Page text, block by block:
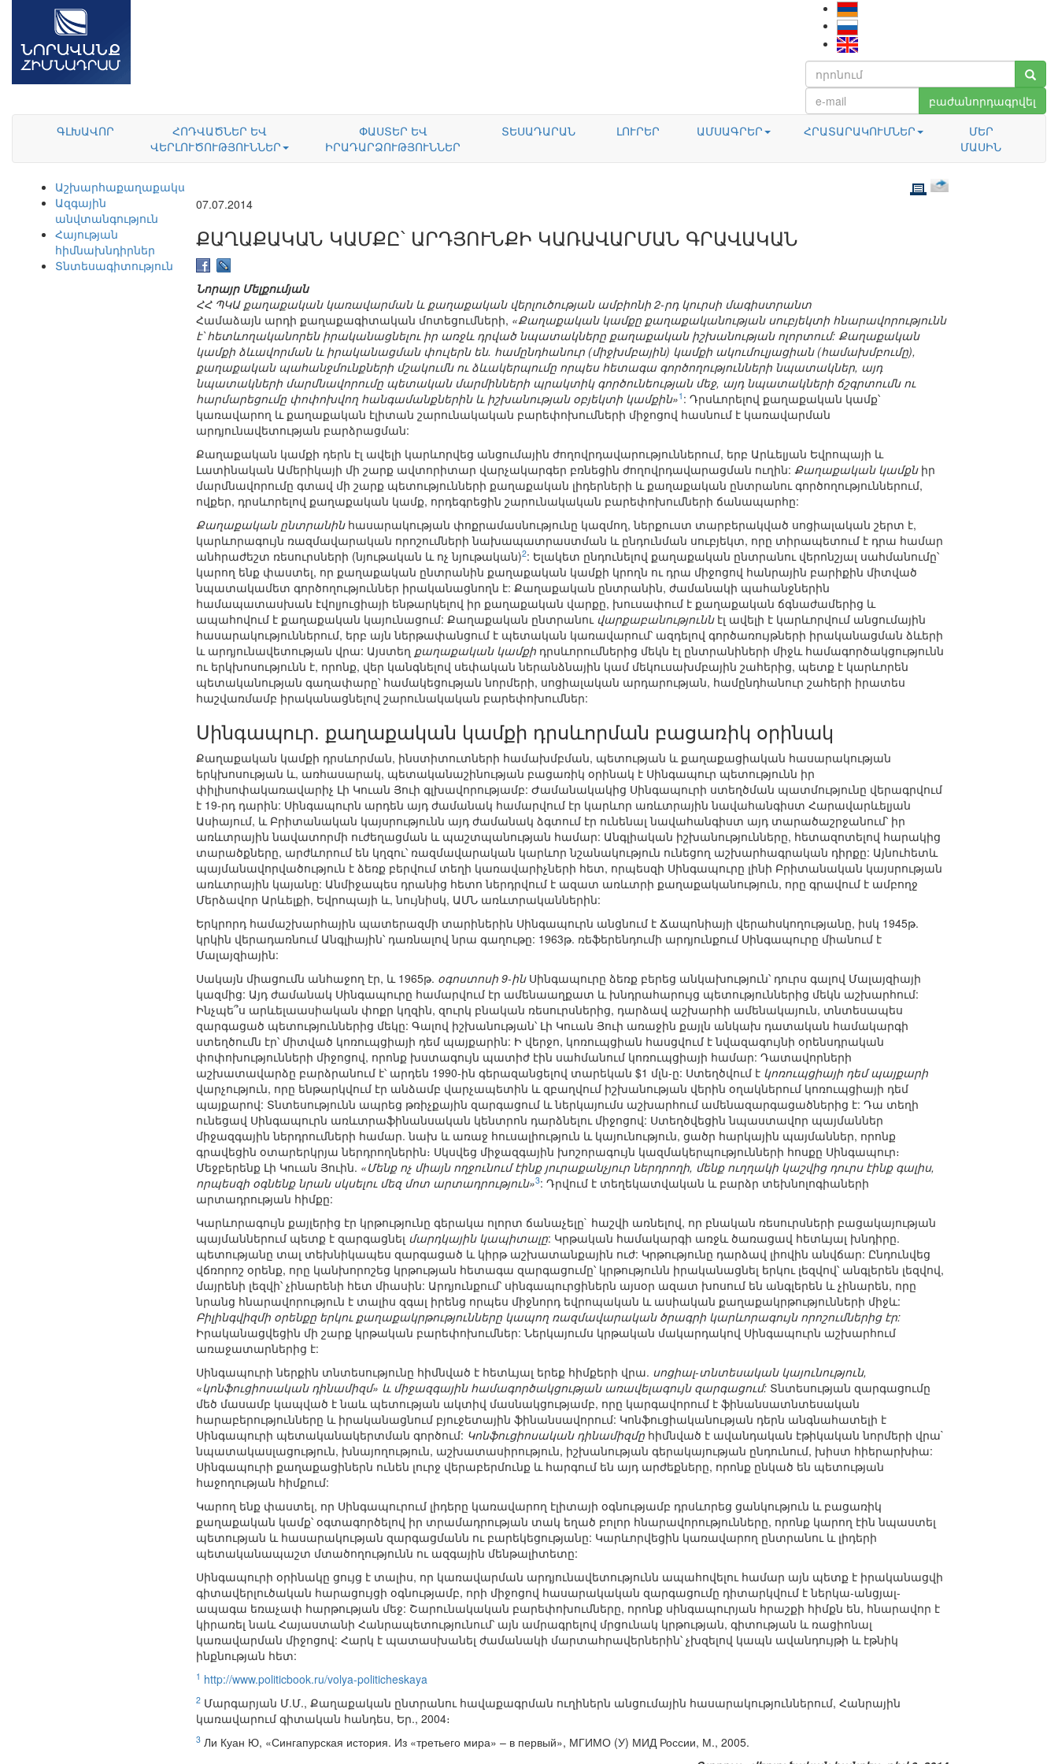
բաժանորդագրվել
ԳԼԽԱՎՈՐ
ՀՈԴՎԱԾՆԵՐ ԵՎ
ՎԵՐԼՈՒԾՈՒԹՅՈՒՆՆԵՐ
ՓԱՍՏԵՐ ԵՎ
ԻՐԱԴԱՐՁՈՒԹՅՈՒՆՆԵՐ
ՏԵՍԱԴԱՐԱՆ ԼՈՒՐԵՐ ԱՄՍԱԳՐԵՐ ՀՐԱՏԱՐԱԿՈՒՄՆԵՐ
ՄԵՐ
ՄԱՍԻՆ
Աշխարհաքաղաքականություն
Ազգային
անվտանգություն
Հայության
հիմնախնդիրներ
Տնտեսագիտություն
07.07.2014
ՔԱՂԱՔԱԿԱՆ ԿԱՄՔԸ՝ ԱՐԴՅՈՒՆՔԻ ԿԱՌԱՎԱՐՄԱՆ ԳՐԱՎԱԿԱՆ
Նորայր Մելքումյան
ՀՀ ՊԿԱ քաղաքական կառավարման և քաղաքական վերլուծության ամբիոնի 2-րդ կուրսի մագիստրանտ
Համաձայն արդի քաղաքագիտական մոտեցումների, «Քաղաքական կամքը քաղաքականության սուբյեկտի հնարավորությունն
է՝ հետևողականորեն իրականացնելու իր առջև դրված նպատակները քաղաքական իշխանության ոլորտում: Քաղաքական
կամքի ձևավորման և իրականացման փուլերն են. համընդհանուր (միջխմբային) կամքի ակումուլյացիան (համախմբումը),
քաղաքական պահանջմունքների մշակումն ու ձևակերպումը որպես հետագա գործողությունների նպատակներ, այդ
նպատակների մարմնավորումը պետական մարմինների պրակտիկ գործունեության մեջ, այդ նպատակների ճշգրտումն ու
հարմարեցումը փոփոխվող հանգամանքներին և իշխանության օբյեկտի կամքին»1 : Դրսևորելով քաղաքական կամք՝
կառավարող և քաղաքական էլիտան շարունակական բարեփոխումների միջոցով հասնում է կառավարման
արդյունավետության բարձրացման:
Քաղաքական կամքի դերն էլ ավելի կարևորվեց անցումային ժողովրդավարություններում, երբ Արևելյան Եվրոպայի և
Լատինական Ամերիկայի մի շարք ավտորիտար վարչակարգեր բռնեցին ժողովրդավարացման ուղին: Քաղաքական կամքնիր
մարմնավորումը գտավ մի շարք պետությունների քաղաքական լիդերների և քաղաքական ընտրանու գործողություններում,
ովքեր, դրսևորելով քաղաքական կամք, որդեգրեցին շարունակական բարեփոխումների ճանապարհը:
Քաղաքական ընտրանինհասարակության փոքրամասնությունը կազմող, ներքուստ տարբերակված սոցիալական շերտ է,
կարևորագույն ռազմավարական որոշումների նախապատրաստման և ընդունման սուբյեկտ, որը տիրապետում է դրա համար
անհրաժեշտ ռեսուրսների (նյութական և ոչ նյութական)2: Ելակետ ընդունելով քաղաքական ընտրանու վերոնշյալ սահմանումը՝
կարող ենք փաստել, որ քաղաքական ընտրանին քաղաքական կամքի կրողն ու դրա միջոցով հանրային բարիքին միտված
նպատակամետ գործողություններ իրականացնողն է: Քաղաքական ընտրանին, ժամանակի պահանջներին
համապատասխան էվոլյուցիայի ենթարկելով իր քաղաքական վարքը, խուսափում է քաղաքական ճգնաժամերից և
ապահովում է քաղաքական կայունացում: Քաղաքական ընտրանու վարքաբանություննէլ ավելի է կարևորվում անցումային
հասարակություններում, երբ այն ներթափանցում է պետական կառավարում՝ ազդելով գործառույթների իրականացման ձևերի
և արդյունավետության վրա: Այստեղ քաղաքական կամքի դրսևորումներից մեկն էլ ընտրանիների միջև համագործակցությունն
ու երկխոսությունն է, որոնք, վեր կանգնելով սեփական ներանձնային կամ մեկուսախմբային շահերից, պետք է կարևորեն
պետականության գաղափարը՝ համակեցության նորմերի, սոցիալական արդարության, համընդհանուր շահերի իրատես
հաշվառմամբ իրականացնելով շարունակական բարեփոխումներ:
Սինգապուր. քաղաքական կամքի դրսևորման բացառիկ օրինակ
Քաղաքական կամքի դրսևորման, ինստիտուտների համախմբման, պետության և քաղաքացիական հասարակության
երկխոսության և, առհասարակ, պետականաշինության բացառիկ օրինակ է Սինգապուր պետությունն իր
փիլիսոփակառավարիչ Լի Կուան Յուի գլխավորությամբ: Ժամանակակից Սինգապուրի ստեղծման պատմությունը վերագրվում
է 19-րդ դարին: Սինգապուրն արդեն այդ ժամանակ համարվում էր կարևոր առևտրային նավահանգիստ Հարավարևելյան
Ասիայում, և Բրիտանական կայսրությունն այդ ժամանակ ձգտում էր ունենալ նավահանգիստ այդ տարածաշրջանում՝ իր
առևտրային նավատորմի ուժեղացման և պաշտպանության համար: Անգլիական իշխանությունները, հետազոտելով հարակից
տարածքները, արժևորում են կղզու՝ ռազմավարական կարևոր նշանակություն ունեցող աշխարհագրական դիրքը: Այնուհետև
պայմանավորվածություն է ձեռք բերվում տեղի կառավարիչների հետ, որպեսզի Սինգապուրը լինի Բրիտանական կայսրության
առևտրային կայանը: Անմիջապես դրանից հետո ներդրվում է ազատ առևտրի քաղաքականություն, որը գրավում է ամբողջ
Մերձավոր Արևելքի, Եվրոպայի և, նույնիսկ, ԱՄՆ առևտրականներին:
Երկրորդ համաշխարհային պատերազմի տարիներին Սինգապուրն անցնում է Ճապոնիայի վերահսկողությանը, իսկ 1945թ.
կրկին վերադառնում Անգլիային՝ դառնալով նրա գաղութը: 1963թ. ռեֆերենդումի արդյունքում Սինգապուրը միանում է
Մալայզիային:
Սակայն միացումն անհաջող էր, և 1965թ. օգոստոսի 9-ինՍինգապուրը ձեռք բերեց անկախություն՝ դուրս գալով Մալայզիայի
կազմից: Այդ ժամանակ Սինգապուրը համարվում էր ամենաաղքատ և խնդրահարույց պետություններից մեկն աշխարհում:
Ինչպե՞ս արևելաասիական փոքր կղզին, զուրկ բնական ռեսուրսներից, դարձավ աշխարհի ամենակայուն, տնտեսապես
զարգացած պետություններից մեկը: Գալով իշխանության՝ Լի Կուան Յուի առաջին քայլն անկախ դատական համակարգի
ստեղծումն էր՝ միտված կոռուպցիայի դեմ պայքարին: Ի վերջո, կոռուպցիան հասցվում է նվազագույնի օրենսդրական
փոփոխությունների միջոցով, որոնք խստագույն պատիժ էին սահմանում կոռուպցիայի համար: Դատավորների
աշխատավարձը բարձրանում է՝ արդեն 1990-ին գերազանցելով տարեկան $1 մլն-ը: Ստեղծվում է կոռուպցիայի դեմ պայքարի
վարչություն, որը ենթարկվում էր անձամբ վարչապետին և զբաղվում իշխանության վերին օղակներում կոռուպցիայի դեմ
պայքարով: Տնտեսությունն ապրեց թռիչքային զարգացում և ներկայումս աշխարհում ամենազարգացածներից է: Դա տեղի
ունեցավ Սինգապուրն առևտրաֆինանսական կենտրոն դարձնելու միջոցով: Ստեղծվեցին նպաստավոր պայմաններ
միջազգային ներդրումների համար. նախ և առաջ հուսալիություն և կայունություն, ցածր հարկային պայմաններ, որոնք
գրավեցին օտարերկրյա ներդրողներին։ Սկսվեց միջազգային խոշորագույն կազմակերպությունների հոսքը Սինգապուր։
Մեջբերենք Լի Կուան Յուին. «Մենք ոչ միայն ողջունում էինք յուրաքանչյուր ներդրողի, մենք ուղղակի կաշվից դուրս էինք գալիս,
որպեսզի օգնենք նրան սկսելու մեզ մոտ արտադրություն»3: Դրվում է տեղեկատվական և բարձր տեխնոլոգիաների
արտադրության հիմքը:
Կարևորագույն քայլերից էր կրթությունը գերակա ոլորտ ճանաչելը` հաշվի առնելով, որ բնական ռեսուրսների բացակայության
պայմաններում պետք է զարգացնել մարդկային կապիտալը: Կրթական համակարգի առջև ծառացավ հետևյալ խնդիրը.
պետությանը տալ տեխնիկապես զարգացած և կիրթ աշխատանքային ուժ: Կրթությունը դարձավ լիովին անվճար: Ընդունվեց
վճռորոշ օրենք, որը կանխորոշեց կրթության հետագա զարգացումը՝ կրթությունն իրականացնել երկու լեզվով՝ անգլերեն լեզվով,
մայրենի լեզվի՝ չինարենի հետ միասին: Արդյունքում՝ սինգապուրցիներն այսօր ազատ խոսում են անգլերեն և չինարեն, որը
նրանց հնարավորություն է տալիս զգալ իրենց որպես միջնորդ եվրոպական և ասիական քաղաքակրթությունների միջև:
Բիլինգվիզմի օրենքը երկու քաղաքակրթությունները կապող ռազմավարական ծրագրի կարևորագույն որոշումներից էր:
Իրականացվեցին մի շարք կրթական բարեփոխումներ: Ներկայումս կրթական մակարդակով Սինգապուրն աշխարհում
առաջատարներից է:
Սինգապուրի ներքին տնտեսությունը հիմնված է հետևյալ երեք հիմքերի վրա. սոցիալ-տնտեսական կայունություն,
«կոնֆուցիոսական դինամիզմ» և միջազգային համագործակցության առավելագույն զարգացում: Տնտեսության զարգացումը
մեծ մասամբ կապված է նաև պետության ակտիվ մասնակցությամբ, որը կարգավորում է ֆինանսատնտեսական
հարաբերությունները և իրականացնում բյուջետային ֆինանսավորում: Կոնֆուցիականության դերն անգնահատելի է
Սինգապուրի պետականակերտման գործում: Կոնֆուցիոսական դինամիզմը հիմնված է ավանդական էթիկական նորմերի վրա`
նպատակասլացություն, խնայողություն, աշխատասիրություն, իշխանության գերակայության ընդունում, խիստ հիերարխիա:
Սինգապուրի քաղաքացիներն ունեն լուրջ վերաբերմունք և հարգում են այդ արժեքները, որոնք ընկած են պետության
հաջողության հիմքում:
Կարող ենք փաստել, որ Սինգապուրում լիդերը կառավարող էլիտայի օգնությամբ դրսևորեց ցանկություն և բացառիկ
քաղաքական կամք՝ օգտագործելով իր տրամադրության տակ եղած բոլոր հնարավորությունները, որոնք կարող էին նպաստել
պետության և հասարակության զարգացմանն ու բարեկեցությանը: Կարևորվեցին կառավարող ընտրանու և լիդերի
պետականապաշտ մտածողությունն ու ազգային մենթալիտետը:
Սինգապուրի օրինակը ցույց է տալիս, որ կառավարման արդյունավետությունն ապահովելու համար այն պետք է իրականացվի
գիտավերլուծական հարացույցի օգնությամբ, որի միջոցով հասարակական զարգացումը դիտարկվում է ներկա-անցյալ-
ապագա եռաչափ հարթության մեջ: Շարունակական բարեփոխումները, որոնք սինգապուրյան հրաշքի հիմքն են, հնարավոր է
կիրառել նաև Հայաստանի Հանրապետությունում՝ այն ամրագրելով մրցունակ կրթության, գիտության և ռացիոնալ
կառավարման միջոցով: Հարկ է պատասխանել ժամանակի մարտահրավերներին՝ չխզելով կապն ավանդույթի և էթնիկ
ինքնության հետ:
1 http://www.politicbook.ru/volya-politicheskaya
2 Մարգարյան Մ.Մ., Քաղաքական ընտրանու հավաքագրման ուղիներն անցումային հասարակություններում, Հանրային
կառավարում գիտական հանդես, Եր., 2004։
3 Ли Куан Ю, «Сингапурская история. Из «третьего мира» – в первый», МГИМО (У) МИД России, М., 2005.